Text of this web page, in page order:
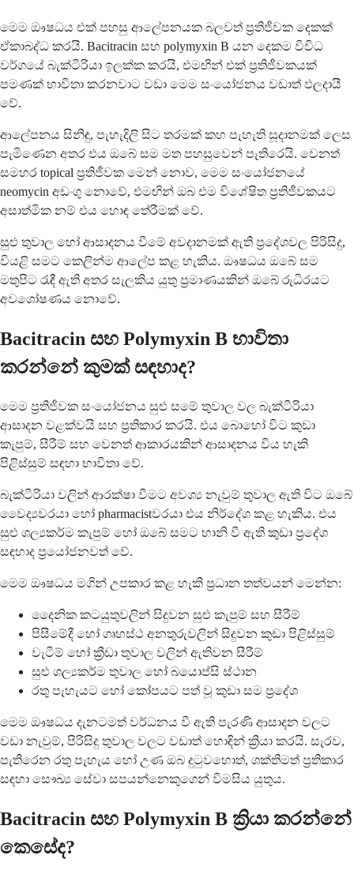
මෙම ඖෂධය එක් පහසු ආලේපනයක බලවත් ප්‍රතිජීවක දෙකක්
ඒකාබද්ධ කරයි. Bacitracin සහ polymyxin B යන දෙකම විවිධ
වර්ගයේ බැක්ටීරියා ඉලක්ක කරයි, එමඟින් එක් ප්‍රතිජීවකයක්
පමණක් භාවිතා කරනවාට වඩා මෙම සංයෝජනය වඩාත් ඵලදායී
වේ.
ආලේපනය සිනිඳු, පැහැදිලි සිට තරමක් කහ පැහැති සූදානමක් ලෙස
පැමිණෙන අතර එය ඔබේ සම මත පහසුවෙන් පැතිරෙයි. වෙනත්
සමහර topical ප්‍රතිජීවක මෙන් නොව, මෙම සංයෝජනයේ
neomycin අඩංගු නොවේ, එමඟින් ඔබ එම විශේෂිත ප්‍රතිජීවකයට
අසාත්මික නම් එය හොඳ තේරීමක් වේ.
සුළු තුවාල හෝ ආසාදනය වීමේ අවදානමක් ඇති ප්‍රදේශවල පිරිසිදු,
වියළි සමට කෙලින්ම ආලේප කළ හැකිය. ඖෂධය ඔබේ සම
මතුපිට රැඳී ඇති අතර සැලකිය යුතු ප්‍රමාණයකින් ඔබේ රුධිරයට
අවශෝෂණය නොවේ.
Bacitracin සහ Polymyxin B භාවිතා
කරන්නේ කුමක් සඳහාද?
මෙම ප්‍රතිජීවක සංයෝජනය සුළු සමේ තුවාල වල බැක්ටීරියා
ආසාදන වළක්වයි සහ ප්‍රතිකාර කරයි. එය බොහෝ විට කුඩා
කැපුම්, සීරීම් සහ වෙනත් ආකාරයකින් ආසාදනය විය හැකි
පිළිස්සුම් සඳහා භාවිතා වේ.
බැක්ටීරියා වලින් ආරක්ෂා වීමට අවශ්‍ය නැවුම් තුවාල ඇති විට ඔබේ
වෛද්‍යවරයා හෝ pharmacistවරයා එය නිර්දේශ කළ හැකිය. එය
සුළු ශල්‍යකර්ම කැපුම් හෝ ඔබේ සමට හානි වී ඇති කුඩා ප්‍රදේශ
සඳහාද ප්‍රයෝජනවත් වේ.
මෙම ඖෂධය මගින් උපකාර කළ හැකි ප්‍රධාන තත්වයන් මෙන්න:
දෛනික කටයුතුවලින් සිදුවන සුළු කැපුම් සහ සීරීම්
පිසීමේදී හෝ ගෘහස්ථ අනතුරුවලින් සිදුවන කුඩා පිළිස්සුම්
වැටීම් හෝ ක්‍රීඩා තුවාල වලින් ඇතිවන සීරීම්
සුළු ශල්‍යකර්ම තුවාල හෝ බයොප්සි ස්ථාන
රතු පැහැයට හෝ කෝපයට පත් වූ කුඩා සම ප්‍රදේශ
මෙම ඖෂධය දැනටමත් වර්ධනය වී ඇති පැරණි ආසාදන වලට
වඩා නැවුම්, පිරිසිදු තුවාල වලට වඩාත් හොඳින් ක්‍රියා කරයි. සැරව,
පැතිරෙන රතු පැහැය හෝ උණ ඔබ දුටුවහොත්, ශක්තිමත් ප්‍රතිකාර
සඳහා සෞඛ්‍ය සේවා සපයන්නෙකුගෙන් විමසිය යුතුය.
Bacitracin සහ Polymyxin B ක්‍රියා කරන්නේ
කෙසේද?